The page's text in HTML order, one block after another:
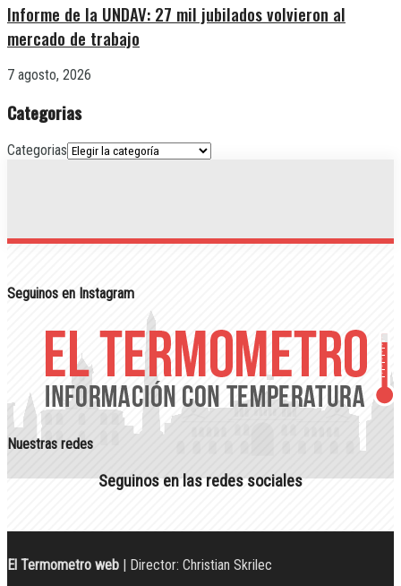
Informe de la UNDAV: 27 mil jubilados volvieron al
mercado de trabajo
7 agosto, 2026
Categorias
Categorias
Seguinos en Instagram
Nuestras redes
Seguinos en las redes sociales
El Termometro web | Director: Christian Skrilec